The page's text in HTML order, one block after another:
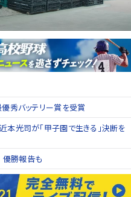
秀バッテリー賞を受賞
本光司が「甲子園で生きる」決断を
優勝報告も